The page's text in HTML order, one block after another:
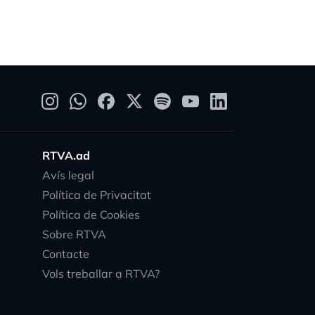
RTVA.ad
Avís legal
Política de Privacitat
Política de Cookies
Sobre RTVA
Contacte
Vols treballar a RTVA?